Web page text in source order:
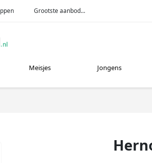
Grootste aanbod...
Meisjes Jongens